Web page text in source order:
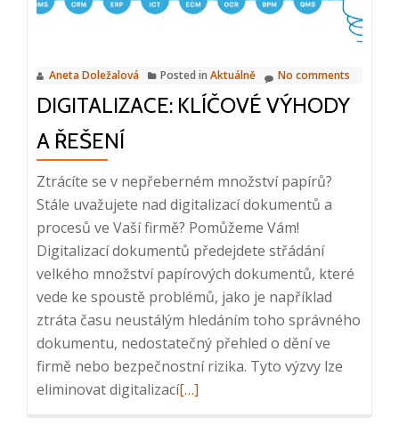
na
23.
4.
Aneta Doležalová Posted in Aktuálně No comments
DIGITALIZACE: KLÍČOVÉ VÝHODY
A ŘEŠENÍ
Ztrácíte se v nepřeberném množství papírů?
Stále uvažujete nad digitalizací dokumentů a
procesů ve Vaší firmě? Pomůžeme Vám!
Digitalizací dokumentů předejdete střádání
velkého množství papírových dokumentů, které
vede ke spoustě problémů, jako je například
ztráta času neustálým hledáním toho správného
dokumentu, nedostatečný přehled o dění ve
firmě nebo bezpečnostní rizika. Tyto výzvy lze
eliminovat digitalizacíRead
[…]